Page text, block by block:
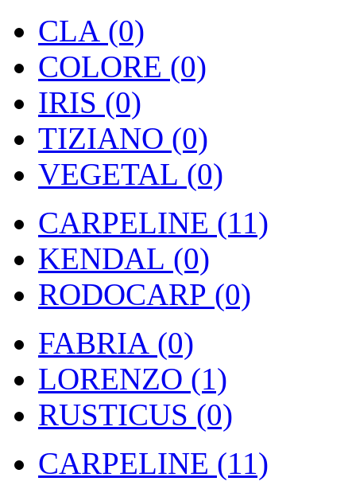
CLA (0)
COLORE (0)
IRIS (0)
TIZIANO (0)
VEGETAL (0)
CARPELINE (11)
KENDAL (0)
RODOCARP (0)
FABRIA (0)
LORENZO (1)
RUSTICUS (0)
CARPELINE (11)